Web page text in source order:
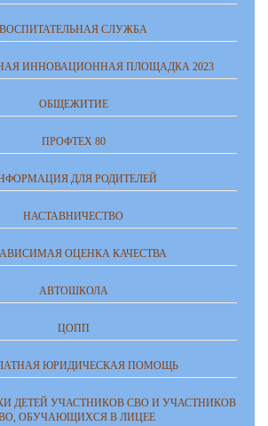
ВОСПИТАТЕЛЬНАЯ СЛУЖБА
ИННОВАЦИОННАЯ ПЛОЩАДКА 2023
ОБЩЕЖИТИЕ
ПРОФТЕХ 80
ДЛЯ РОДИТЕЛЕЙ
НАСТАВНИЧЕСТВО
ОЦЕНКА КАЧЕСТВА
АВТОШКОЛА
ЦОПП
ЮРИДИЧЕСКАЯ ПОМОЩЬ
ДЕТЕЙ УЧАСТНИКОВ СВО И УЧАСТНИКОВ
ОБУЧАЮЩИХСЯ В ЛИЦЕЕ